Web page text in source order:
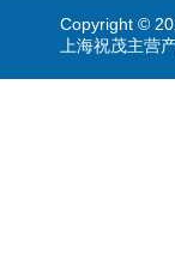
Copyright ©
上海祝茂主营